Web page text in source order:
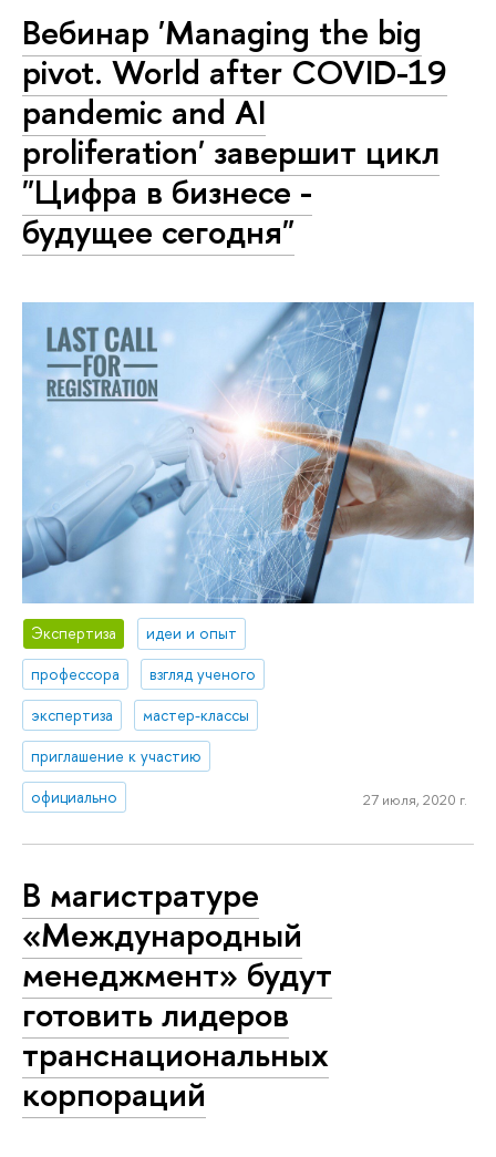
Вебинар 'Managing the big
pivot. World after COVID-19
pandemic and AI
proliferation' завершит цикл
"Цифра в бизнесе -
будущее сегодня"
Экспертиза
идеи и опыт
профессора
взгляд ученого
экспертиза
мастер-классы
приглашение к участию
официально
27 июля, 2020 г.
В магистратуре
«Международный
менеджмент» будут
готовить лидеров
транснациональных
корпораций